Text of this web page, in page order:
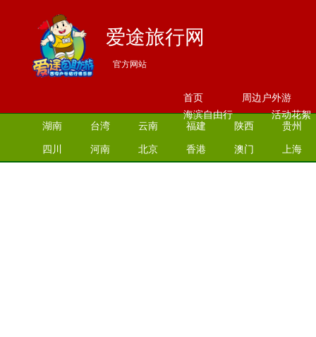
爱途旅行网
官方网站
首页
周边户外游
海滨自由行
活动花絮
湖南
台湾 云南 福建 陕西
贵州
四川
河南 北京 香港 澳门
上海